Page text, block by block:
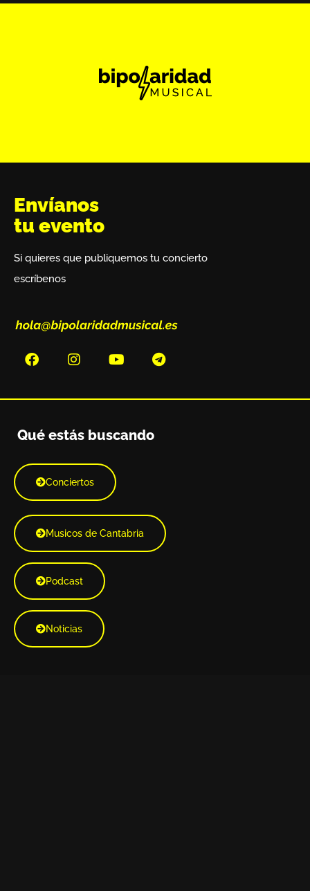
Envíanos
tu evento
Si quieres que publiquemos tu concierto
escríbenos
Qué estás buscando
Conciertos
Musicos de Cantabria
Podcast
Noticias